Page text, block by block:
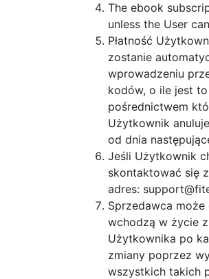
The ebook
unless the User
Płatność
zostanie
wprowadzeniu
kodów, o ile jest
pośrednictwem
Użytkownik
od dnia
Jeśli Użytkownik
skontaktować się
adres:
Sprzedawca
wchodzą w życie
Użytkownika po
zmiany poprzez
wszystkich takich